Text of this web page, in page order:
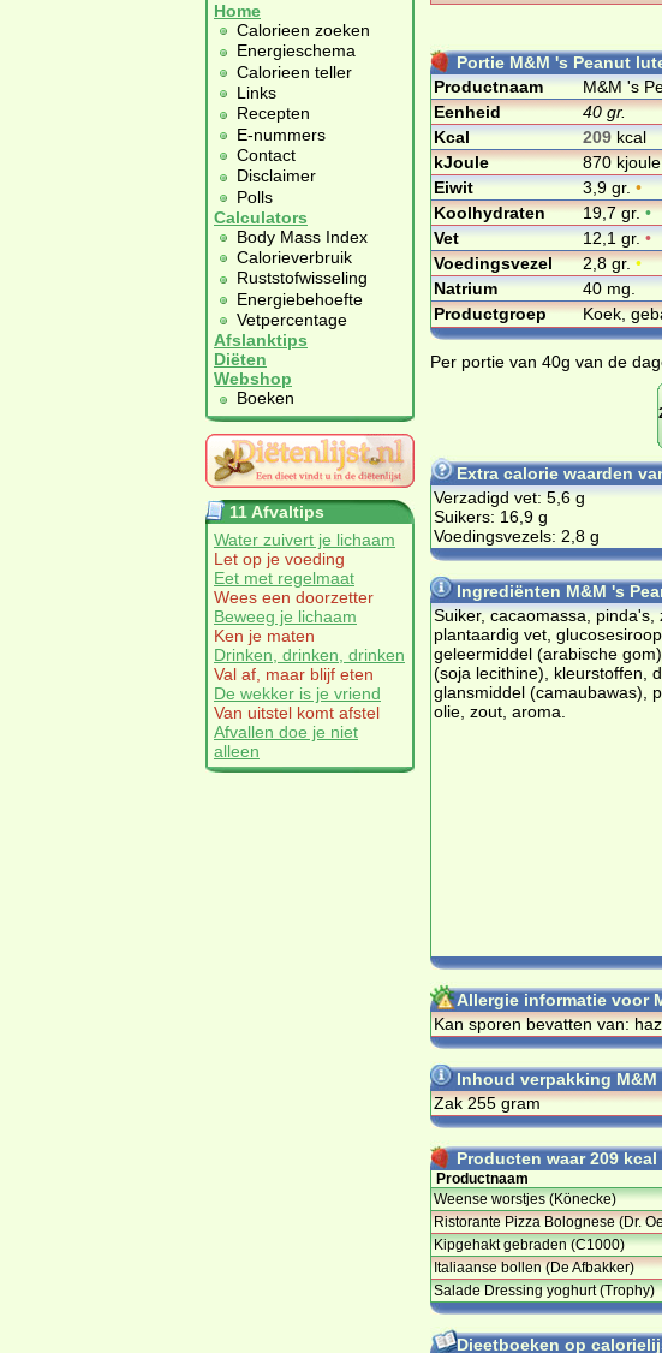
Home
Calorieen zoeken
Energieschema
Calorieen teller
Links
Recepten
E-nummers
Contact
Disclaimer
Polls
Calculators
Body Mass Index
Calorieverbruik
Ruststofwisseling
Energiebehoefte
Vetpercentage
Afslanktips
Diëten
Webshop
Boeken
11 Afvaltips
Water zuivert je lichaam
Let op je voeding
Eet met regelmaat
Wees een doorzetter
Beweeg je lichaam
Ken je maten
Drinken, drinken, drinken
Val af, maar blijf eten
De wekker is je vriend
Van uitstel komt afstel
Afvallen doe je niet
alleen
Portie M&M 's Peanut
Productnaam
M&M 's
Eenheid
40 gr.
Kcal
209 kcal
kJoule
870 kjoule
Eiwit
3,9 gr. •
Koolhydraten
19,7 gr.•
Vet
12,1 gr. •
Voedingsvezel
2,8 gr.•
Natrium
40 mg.
Productgroep
Koek,
Per portie van 40g van de
Extra calorie waarden
Verzadigd vet: 5,6 g
Suikers: 16,9 g
Voedingsvezels: 2,8 g
Ingrediënten M&M 's
Suiker, cacaomassa, pinda's,
plantaardig vet, glucosesiroop,
geleermiddel (arabische
(soja lecithine), kleurstoffen,
glansmiddel (camaubawas),
olie, zout, aroma.
Allergie informatie voor
Kan sporen bevatten van:
Inhoud verpakking
Zak 255 gram
Producten waar 209
Productnaam
Weense worstjes (Könecke)
Ristorante Pizza Bolognese (Dr.
Kipgehakt gebraden (C1000)
Italiaanse bollen (De Afbakker)
Salade Dressing yoghurt (Trophy)
Dieetboeken op